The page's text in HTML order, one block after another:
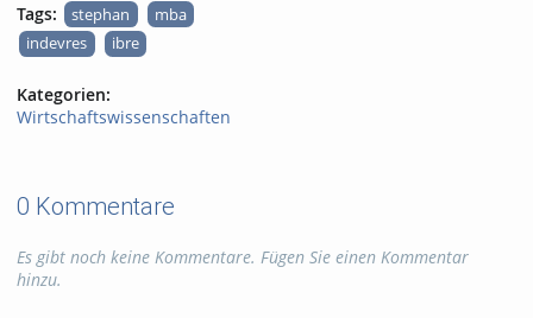
Tags:
stephan
mba
indevres
ibre
Kategorien:
Wirtschaftswissenschaften
0 Kommentare
Es gibt noch keine Kommentare. Fügen Sie einen Kommentar
hinzu.